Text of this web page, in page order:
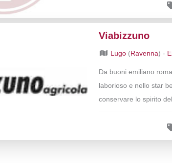
Viabizzuno
Lugo (Ravenna) -
Da buoni emiliano
laborioso e nello star
conservare lo spirito